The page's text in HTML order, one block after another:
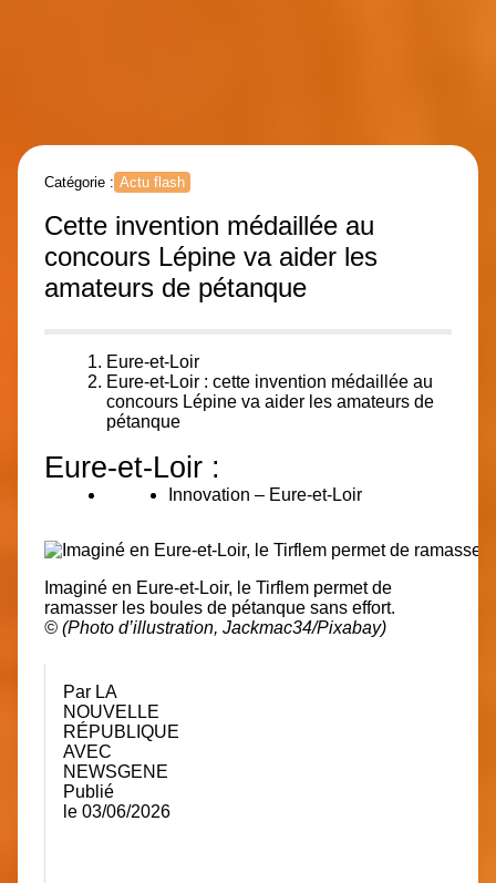
Catégorie : Actu flash
Cette invention médaillée au
concours Lépine va aider les
amateurs de pétanque
Eure-et-Loir
Eure-et-Loir : cette invention médaillée au
concours Lépine va aider les amateurs de
pétanque
Eure-et-Loir :
Innovation – Eure-et-Loir
Imaginé en Eure-et-Loir, le Tirflem permet de
ramasser les boules de pétanque sans effort.
© (Photo d’illustration, Jackmac34/Pixabay)
Par LA
NOUVELLE
RÉPUBLIQUE
AVEC
NEWSGENE
Publié
le 03/06/2026